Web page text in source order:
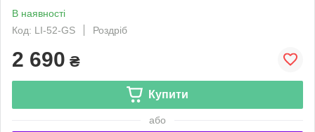
В наявності
Код: LI-52-GS
Роздріб
2 690 ₴
Купити
або